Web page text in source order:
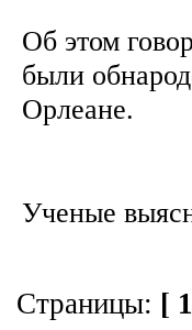
Об этом
были
Орлеане.
Ученые
Страницы: [